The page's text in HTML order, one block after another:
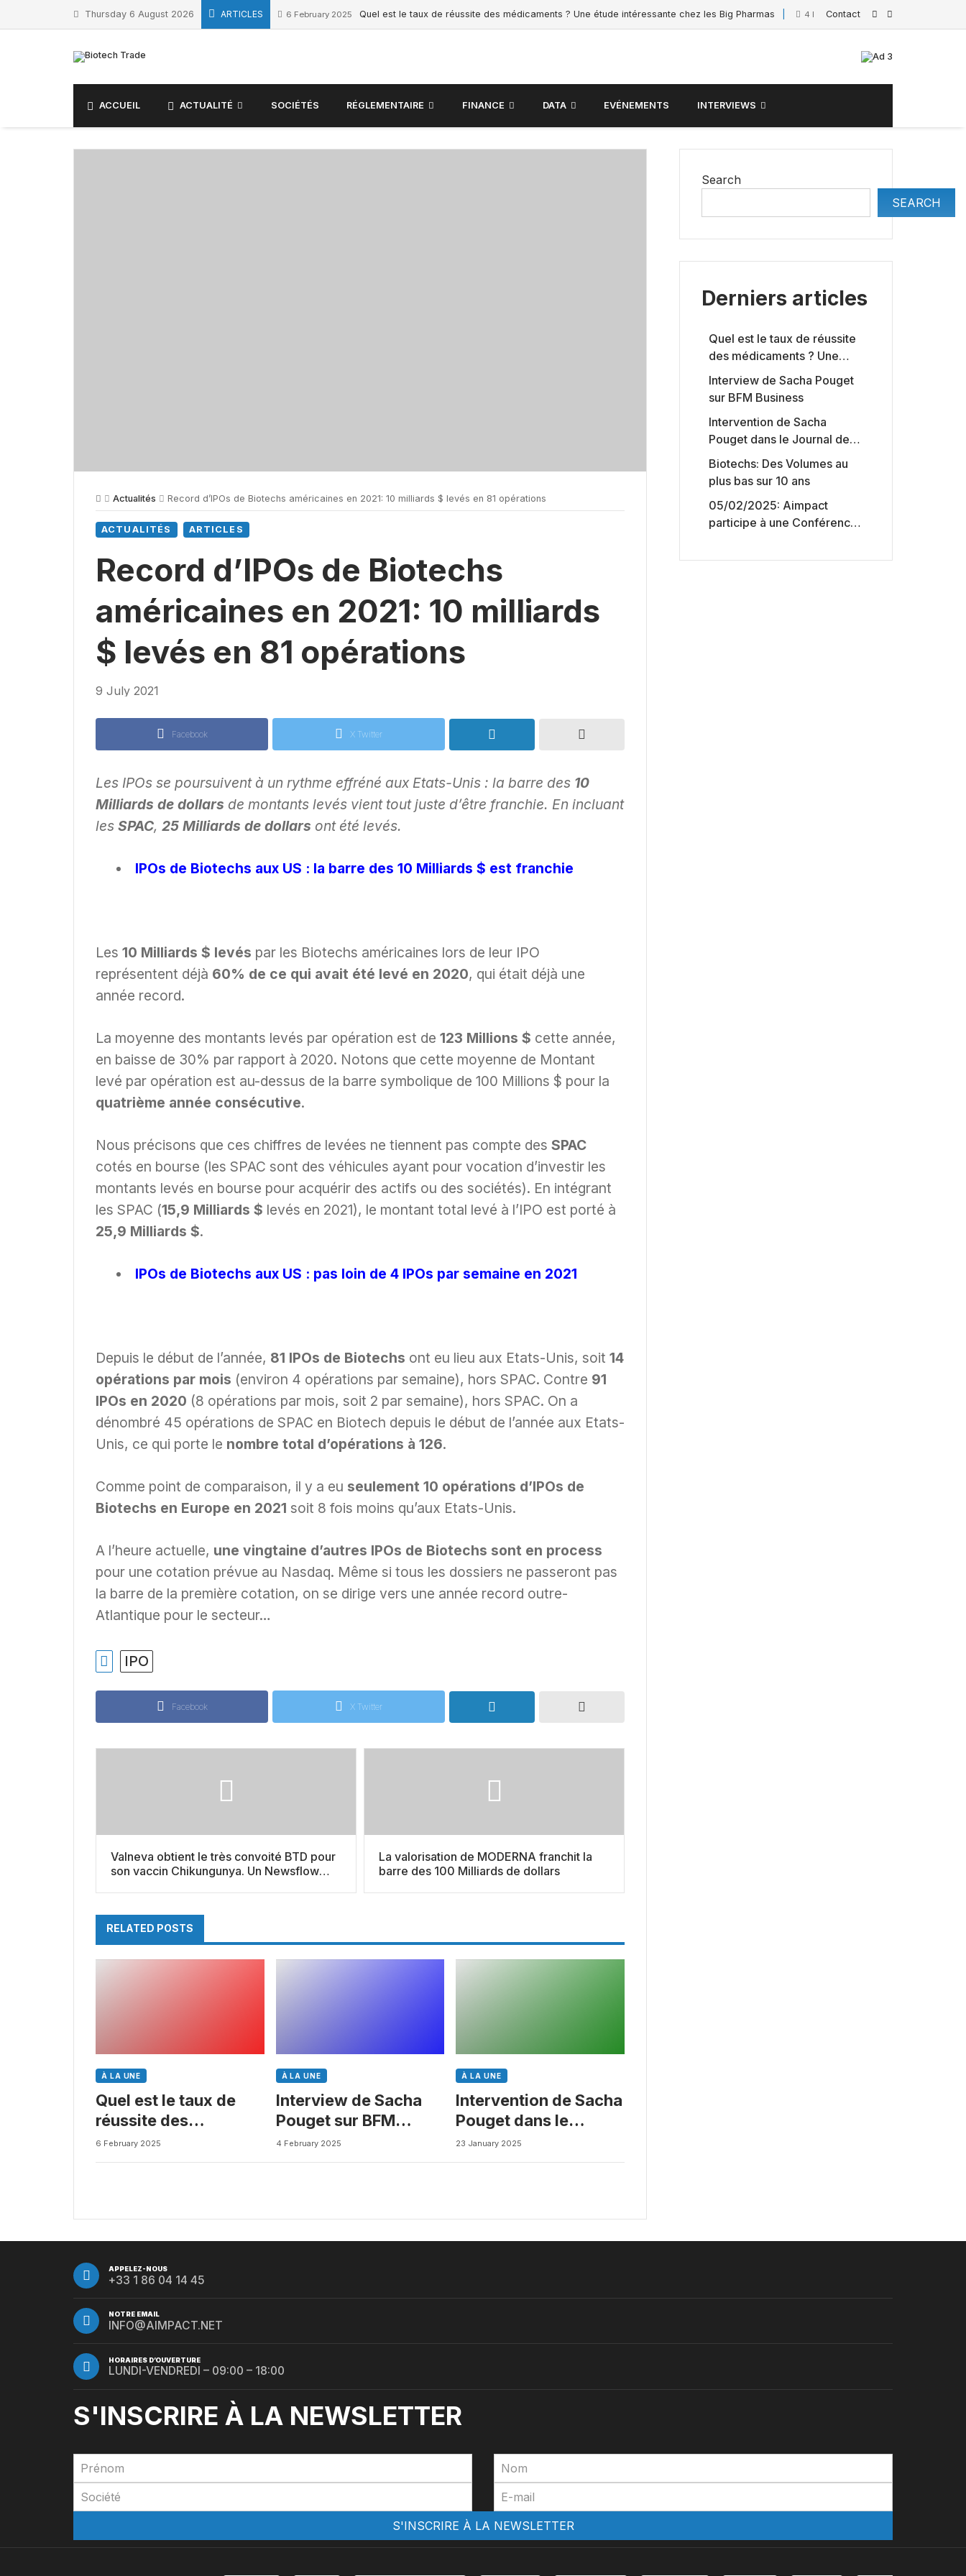
Thursday 6 August 2026 ARTICLES 6 February 2025 Quel est le taux de réussite des médicaments ? Une étude intéressante chez les Big Pharmas 4 February 2025 Interview de
Contact
ACCUEIL ACTUALITÉ SOCIÉTÉS RÉGLEMENTAIRE FINANCE DATA EVÉNEMENTS INTERVIEWS
Actualités Record d’IPOs de Biotechs américaines en 2021: 10 milliards $ levés en 81 opérations
ACTUALITÉS ARTICLES
Record d’IPOs de Biotechs
américaines en 2021: 10 milliards
$ levés en 81 opérations
9 July 2021
Facebook X Twitter
Les IPOs se poursuivent à un rythme effréné aux Etats-Unis : la barre des 10
Milliards de dollars de montants levés vient tout juste d’être franchie. En incluant
les SPAC, 25 Milliards de dollars ont été levés.
IPOs de Biotechs aux US : la barre des 10 Milliards $ est franchie
Les 10 Milliards $ levés par les Biotechs américaines lors de leur IPO
représentent déjà 60% de ce qui avait été levé en 2020, qui était déjà une
année record.
La moyenne des montants levés par opération est de 123 Millions $ cette année,
en baisse de 30% par rapport à 2020. Notons que cette moyenne de Montant
levé par opération est au-dessus de la barre symbolique de 100 Millions $ pour la
quatrième année consécutive.
Nous précisons que ces chiffres de levées ne tiennent pas compte des SPAC
cotés en bourse (les SPAC sont des véhicules ayant pour vocation d’investir les
montants levés en bourse pour acquérir des actifs ou des sociétés). En intégrant
les SPAC (15,9 Milliards $ levés en 2021), le montant total levé à l’IPO est porté à
25,9 Milliards $.
IPOs de Biotechs aux US : pas loin de 4 IPOs par semaine en 2021
Depuis le début de l’année, 81 IPOs de Biotechs ont eu lieu aux Etats-Unis, soit 14
opérations par mois (environ 4 opérations par semaine), hors SPAC. Contre 91
IPOs en 2020 (8 opérations par mois, soit 2 par semaine), hors SPAC. On a
dénombré 45 opérations de SPAC en Biotech depuis le début de l’année aux Etats-
Unis, ce qui porte le nombre total d’opérations à 126.
Comme point de comparaison, il y a eu seulement 10 opérations d’IPOs de
Biotechs en Europe en 2021 soit 8 fois moins qu’aux Etats-Unis.
A l’heure actuelle, une vingtaine d’autres IPOs de Biotechs sont en process
pour une cotation prévue au Nasdaq. Même si tous les dossiers ne passeront pas
la barre de la première cotation, on se dirige vers une année record outre-
Atlantique pour le secteur…
IPO
Facebook X Twitter
Valneva obtient le très convoité BTD pour
son vaccin Chikungunya. Un Newsflow
La valorisation de MODERNA franchit la
barre des 100 Milliards de dollars
RELATED POSTS
À LA UNE
Quel est le taux de
réussite des
médicaments ? Une
étude intéressante
6 February 2025
À LA UNE
Interview de Sacha
Pouget sur BFM
Business
4 February 2025
À LA UNE
Intervention de Sacha
Pouget dans le
Journal des Biotechs
de Boursorama
23 January 2025
Search
SEARCH
Derniers articles
Quel est le taux de réussite
des médicaments ? Une
étude intéressante chez les
Big Pharmas
Interview de Sacha Pouget
sur BFM Business
Intervention de Sacha
Pouget dans le Journal des
Biotechs de Boursorama
Biotechs: Des Volumes au
plus bas sur 10 ans
05/02/2025: Aimpact
participe à une Conférence
capitaux américains,
APPELEZ-NOUS
+33 1 86 04 14 45
NOTRE EMAIL
INFO@AIMPACT.NET
HORAIRES D’OUVERTURE
LUNDI-VENDREDI – 09:00 – 18:00
S'INSCRIRE À LA NEWSLETTER